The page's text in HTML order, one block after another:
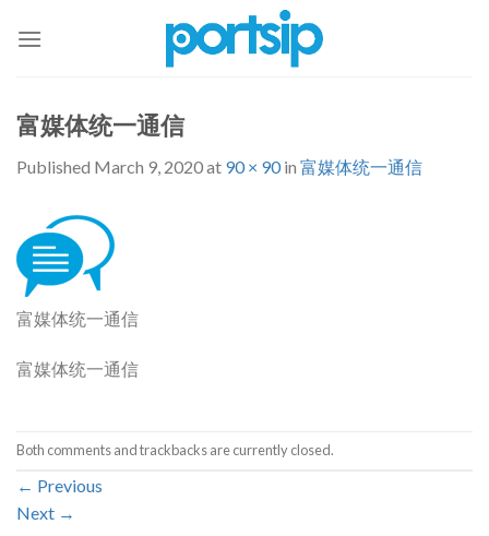
富媒体统一通信
Published March 9, 2020at 90 × 90in 富媒体统一通信
富媒体统一通信
富媒体统一通信
Both comments and trackbacks are currently closed.
← Previous
Next →